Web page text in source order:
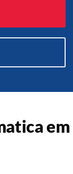
– RJ
de
São Pedro da
de
Rio das Ostras –em